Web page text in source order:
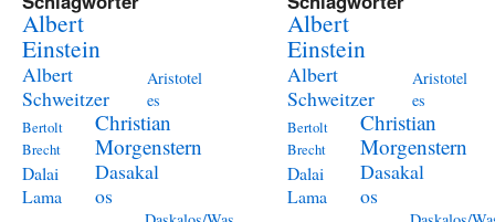
Albert
Einstein
Albert
Schweitzer
Aristotel
es
Bertolt
Brecht
Christian
Morgenstern
Dalai
Lama
Dasakal
os
Albert
Einstein
Albert
Schweitzer
Aristotel
es
Bertolt
Brecht
Christian
Morgenstern
Dalai
Lama
Dasakal
os